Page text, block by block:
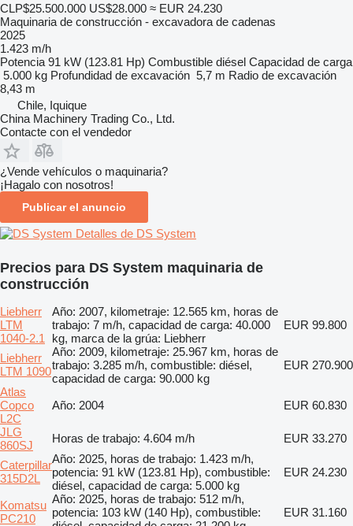
CLP$25.500.000 US$28.000 ≈ EUR 24.230
Maquinaria de construcción - excavadora de cadenas
2025
1.423 m/h
Potencia 91 kW (123.81 Hp) Combustible diésel Capacidad de carga
5.000 kg Profundidad de excavación 5,7 m Radio de excavación
8,43 m
Chile, Iquique
China Machinery Trading Co., Ltd.
Contacte con el vendedor
¿Vende vehículos o maquinaria?
¡Hagalo con nosotros!
Publicar el anuncio
Detalles de DS System
Precios para DS System maquinaria de
construcción
Liebherr
LTM
1040-2.1
Año: 2007, kilometraje: 12.565 km, horas de
trabajo: 7 m/h, capacidad de carga: 40.000
kg, marca de la grúa: Liebherr
EUR 99.800
Liebherr
LTM 1090
Año: 2009, kilometraje: 25.967 km, horas de
trabajo: 3.285 m/h, combustible: diésel,
capacidad de carga: 90.000 kg
EUR 270.900
Atlas
Copco
L2C
Año: 2004
EUR 60.830
JLG
860SJ
Horas de trabajo: 4.604 m/h
EUR 33.270
Caterpillar
315D2L
Año: 2025, horas de trabajo: 1.423 m/h,
potencia: 91 kW (123.81 Hp), combustible:
diésel, capacidad de carga: 5.000 kg
EUR 24.230
Komatsu
PC210
Año: 2025, horas de trabajo: 512 m/h,
potencia: 103 kW (140 Hp), combustible:
EUR 31.160